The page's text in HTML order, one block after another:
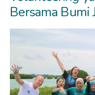
Bersama Bumi